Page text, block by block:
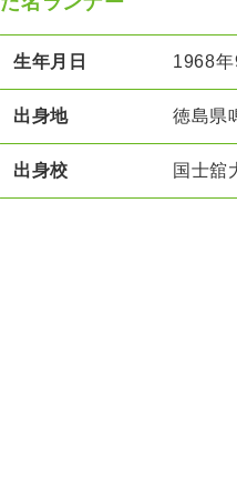
生年月日 1968年
出身地 徳島県
出身校 国士舘